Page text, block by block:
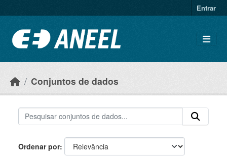
Entrar
Conjuntos de dados
Ordenar por